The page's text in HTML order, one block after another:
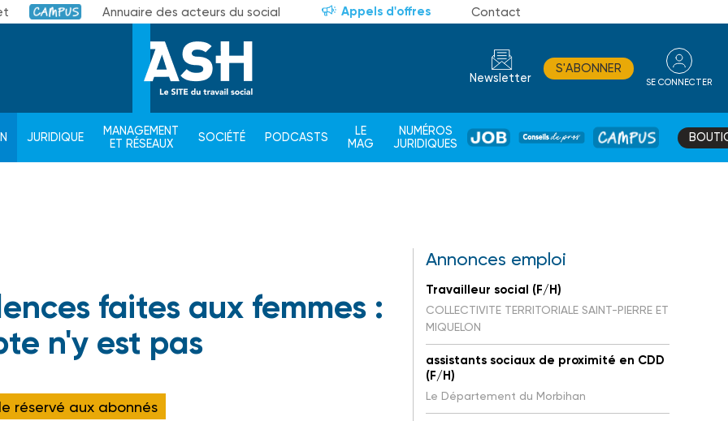
Campus Annuaire des acteurs du social Appels d'offres Contact
Newsletter
S'ABONNER
SE CONNECTER
JURIDIQUE
MANAGEMENT
ET RÉSEAUX
SOCIÉTÉ PODCASTS
LE
MAG
NUMÉROS
JURIDIQUES
JOB
DE
CAMPUS
faites aux femmes :
n'y est pas
réservé aux abonnés
Annonces emploi
Travailleur social (F/H)
COLLECTIVITE TERRITORIALE SAINT-PIERRE ET
MIQUELON
assistants sociaux de proximité en CDD
(F/H)
Le Département du Morbihan